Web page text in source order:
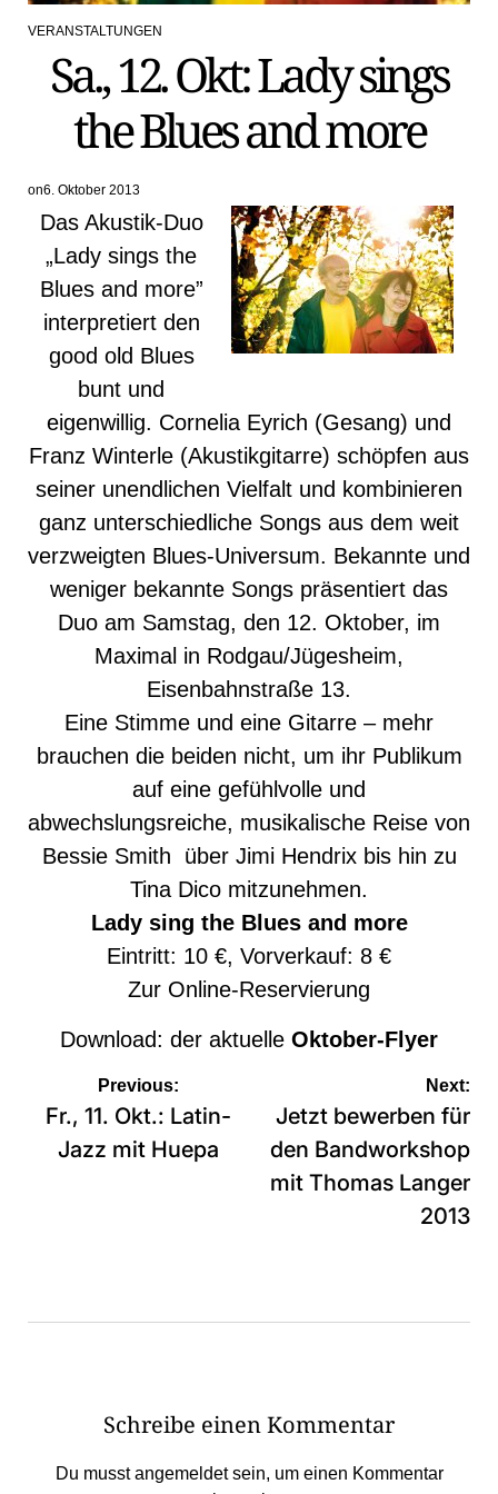
POSTED
VERANSTALTUNGEN
Sa., 12. Okt: Lady sings
the Blues and more
on6. Oktober 2013
Das Akustik-Duo
„Lady sings the
Blues and more”
interpretiert den
good old Blues
bunt und
eigenwillig. Cornelia Eyrich (Gesang) und
Franz Winterle (Akustikgitarre) schöpfen aus
seiner unendlichen Vielfalt und kombinieren
ganz unterschiedliche Songs aus dem weit
verzweigten Blues-Universum. Bekannte und
weniger bekannte Songs präsentiert das
Duo am Samstag, den 12. Oktober, im
Maximal in Rodgau/Jügesheim,
Eisenbahnstraße 13.
Eine Stimme und eine Gitarre – mehr
brauchen die beiden nicht, um ihr Publikum
auf eine gefühlvolle und
abwechslungsreiche, musikalische Reise von
Bessie Smith über Jimi Hendrix bis hin zu
Tina Dico mitzunehmen.
Lady sing the Blues and more
Eintritt: 10 €, Vorverkauf: 8 €
Zur Online-Reservierung
Download: der aktuelle Oktober-Flyer
Beitragsnavigation
Previous:
Fr., 11. Okt.: Latin-
Jazz mit Huepa
Next:
Jetzt bewerben für
den Bandworkshop
mit Thomas Langer
2013
Schreibe einen Kommentar
Du musstangemeldetsein, um einen Kommentar